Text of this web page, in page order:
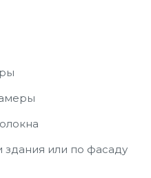
здания или по фасаду